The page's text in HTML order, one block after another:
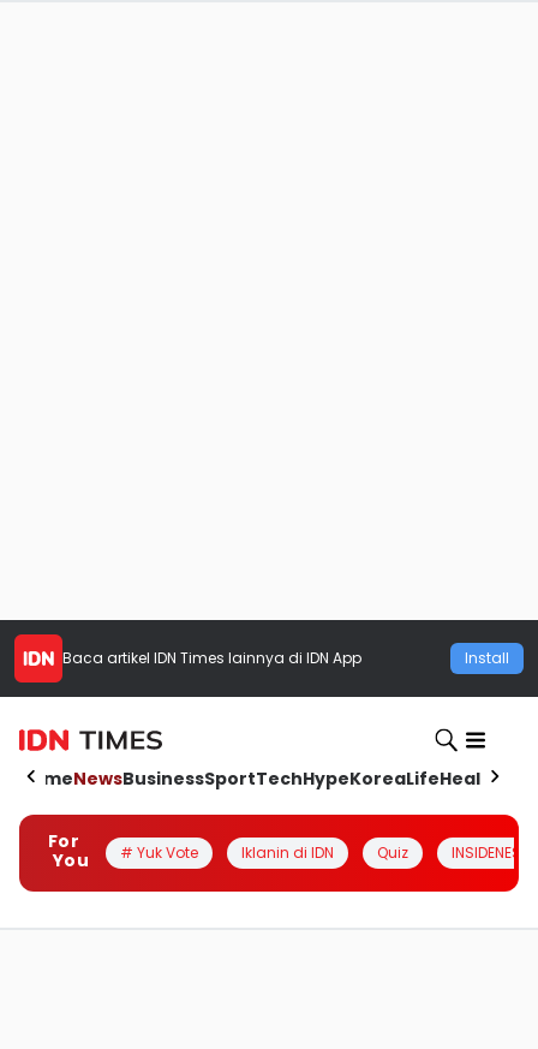
Baca artikel IDN Times lainnya di IDN App Install
HomeNewsBusinessSportTechHypeKoreaLifeHealth
For
You
# Yuk Vote Iklanin di IDN Quiz INSIDENESIA